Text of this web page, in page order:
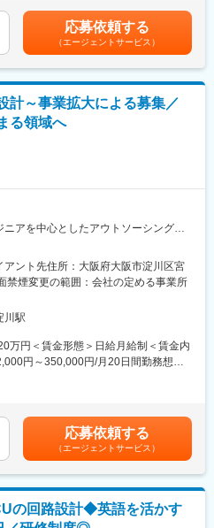
よび海外規格対応業務
過機に搭載される電子制御装置・回
担当いただきます。海外向け製品も
規格（例：UL、CE、IECなど）に準
成・申請対応まで幅広くご対応いた
から、国際規格対応のスキルが身に
流設計業務や、新製品開発の立ち上
約」いたします。
」
です
など福利厚生充実
主導での研修も行われています。ま
から、人間力研修まで、業界トップク
整えています。「研修回数：631回／
いレベルでの研修を受けることがで
率：約6.1%（製造業平均約11％）」
：約1500名」という実績に表れてい
応募依頼する
（エージェントサービス）
計～事業拡大による募集／
る領域へ
アを中心としたアウトソーシング企
の回路設計業務をお任せいたします。
板設計
および対策検討
に就業場所について相談し、実際に職
アントに対して、ハードウェア・ソ
を行うアウトソーシング事業展開を
アント先住所：大阪府大阪市淀川区宮
禁煙変更の範囲：会社の定める事業所
川駅
万円＜賃金形態＞日給月給制＜賃金内
円～350,000円/月20日間勤務想定
職務担当手当【参考年収】20代前
）40代後半：840万円（経験年数20
験年数38年）賃金はあくまでも目安
上下する可能性があります。月給(月
です。
応募依頼する
（エージェントサービス）
の回路設計◆英語を活かす